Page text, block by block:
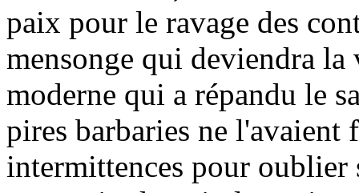
paix pour le ravage des
mensonge qui deviendra
moderne qui a répandu le
pires barbaries ne l'avaient
intermittences pour oublier